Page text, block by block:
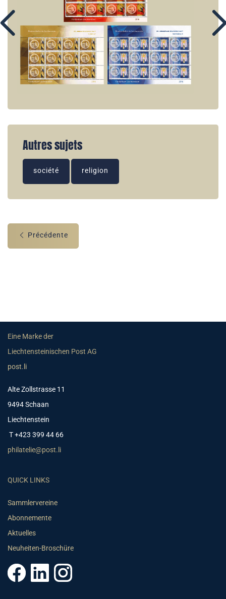
Autres sujets
société religion
Précédente
Eine Marke der
Liechtensteinischen Post AG
post.li
Alte Zollstrasse 11
9494 Schaan
Liechtenstein
T +423 399 44 66
philatelie@post.li
QUICK LINKS
Sammlervereine
Abonnemente
Aktuelles
Neuheiten-Broschüre